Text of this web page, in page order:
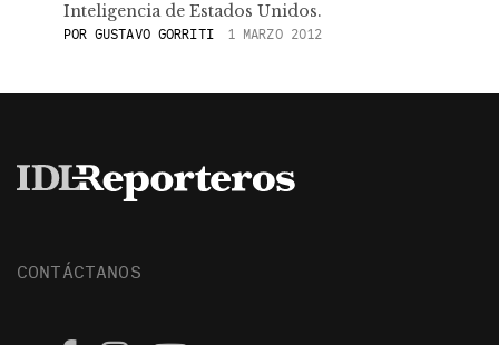
Inteligencia de Estados Unidos.
POR GUSTAVO GORRITI 1 MARZO 2012
CONTÁCTANOS